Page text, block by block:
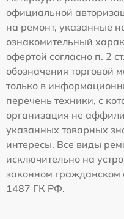
официальной
на ремонт, указанные
ознакомительный
офертой согласно п. 2
обозначения торговой
только в
перечень техники, с
организация не
указанных товарных
интересы. Все виды
исключительно на
законном гражданском
1487 ГК РФ.